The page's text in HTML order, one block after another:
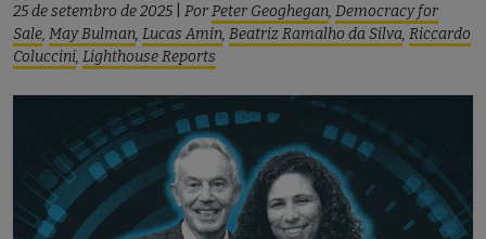
25 de setembro de 2025 PorPeter Geoghegan, Democracy for
Sale, May Bulman, Lucas Amin, Beatriz Ramalho da Silva, Riccardo
Coluccini, Lighthouse Reports